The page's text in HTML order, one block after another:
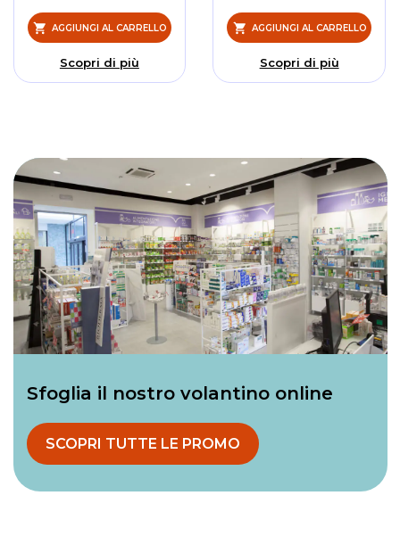
AGGIUNGI AL CARRELLO
Scopri di più
AGGIUNGI AL CARRELLO
Scopri di più
Sfoglia il nostro volantino online
SCOPRI TUTTE LE PROMO